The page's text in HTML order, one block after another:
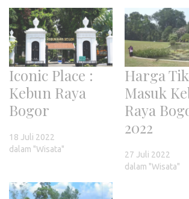
Iconic Place :
Kebun Raya
Bogor
18 Juli 2022
dalam "Wisata"
Harga
Masuk
Raya
2022
27 Juli 2022
dalam "Wisata"